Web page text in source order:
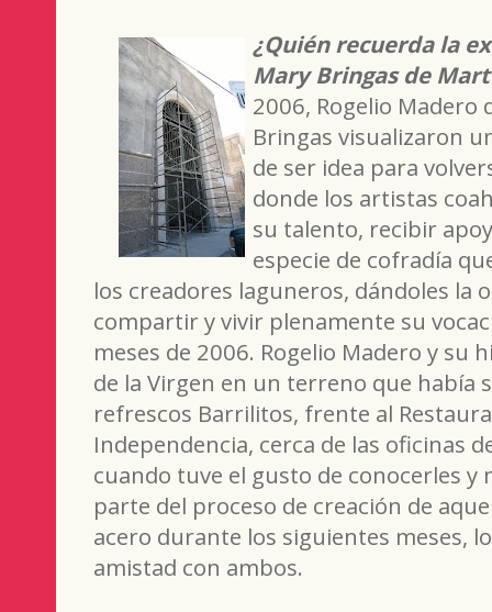
¿Quién recuerda la
Mary Bringas de
2006, Rogelio Madero
Bringas visualizaron
de ser idea para
donde los artistas
su talento, recibir
especie de cofradía
los creadores laguneros, dándoles la
compartir y vivir plenamente su
meses de 2006. Rogelio Madero y su
de la Virgen en un terreno que había
refrescos Barrilitos, frente al
Independencia, cerca de las oficinas
cuando tuve el gusto de conocerles
parte del proceso de creación de
acero durante los siguientes meses,
amistad con ambos.